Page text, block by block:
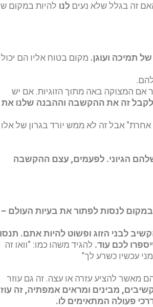
זה בגלל שלא נעיםלנו להיות במקום
תמיכה ועוגן. מקום בטוח אליו הם
אם המצוקה באה מתוך הזוגיות. אם יש
לקבל זה את ההקשבה וההבנה שלנו את
אבל זה לא ממש יורד בגרון של אלו
הגיוני.לפעמים, עצם ההקשבה
לנסות לפתור את בעיות העולם –
לבני הזוג ופשוט להיות אתם.
לכם עוד. להגיד משהו כמו: "וואו זה
עכשיו כשרע לך"
מאשר להציע עזרה או עצה. זה גם עוזר
מבינים ומראים אמפתיה, זה
פעולה המתאימים לו.